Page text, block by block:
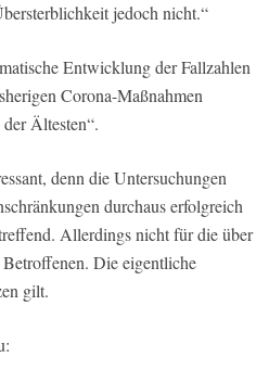
jedoch nicht.“
Entwicklung der Fallzahlen
Corona-Maßnahmen
Ältesten“.
denn die Untersuchungen
durchaus erfolgreich
Allerdings nicht für die über
Die eigentliche
gilt.